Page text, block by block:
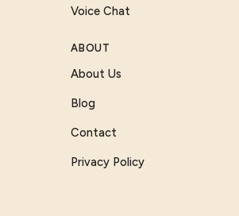
Voice Chat
ABOUT
About Us
Blog
Contact
Privacy Policy